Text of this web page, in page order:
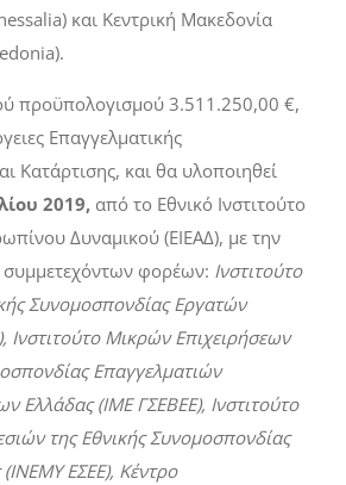
) και Κεντρική Μακεδονία
).
προϋπολογισμού 3.511.250,00 €,
Επαγγελματικής
Κατάρτισης, και θα υλοποιηθεί
2019, από το Εθνικό Ινστιτούτο
Δυναμικού (ΕΙΕΑΔ), με την
συμμετεχόντων φορέων: Ινστιτούτο
Συνομοσπονδίας Εργατών
Ινστιτούτο Μικρών Επιχειρήσεων
Επαγγελματιών
Ελλάδας (ΙΜΕ ΓΣΕΒΕΕ), Ινστιτούτο
της Εθνικής Συνομοσπονδίας
ΕΣΕΕ), Κέντρο